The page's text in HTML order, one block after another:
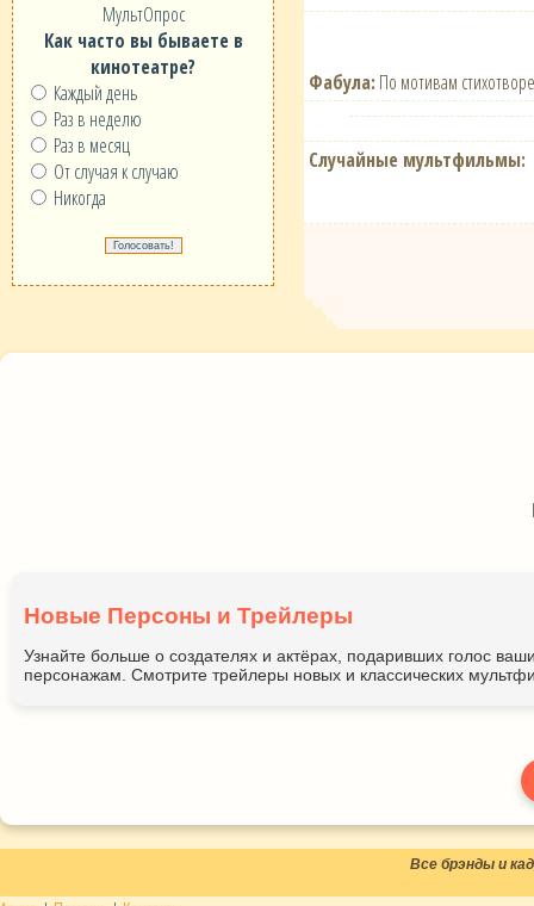
МультОпрос
Как часто вы бываете в
кинотеатре?
Каждый день
Раз в неделю
Раз в месяц
От случая к случаю
Никогда
Фабула: По мотивам
Случайные мультфильмы:
Новые Персоны и Трейлеры
Узнайте больше о создателях и актёрах, подаривших голос
персонажам. Смотрите трейлеры новых и классических
Все брэнды и